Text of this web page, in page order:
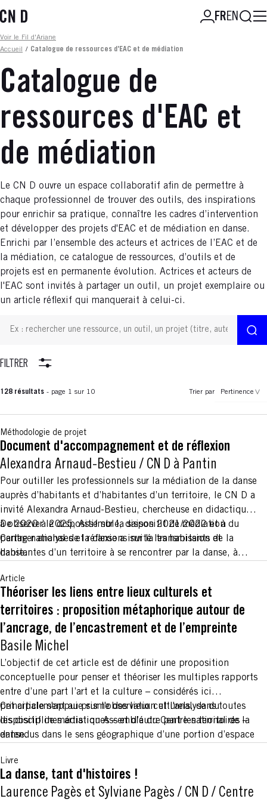
au
principal
FREN
Fil d'ariane
Voir le Fil d'Ariane
Accueil
/ Catalogue de ressources d'EAC et de médiation
Catalogue de
ressources d'EAC et
de médiation
Le CN D ouvre un espace collaboratif afin de permettre à
chaque professionnel de trouver des outils, des inspirations
pour enrichir sa pratique, connaître les cadres d’intervention
et développer des projets d'EAC et de médiation en danse.
Enrichi par l’ensemble des acteurs et actrices de l’EAC et de
la médiation, ce catalogue de ressources, d’outils et de
projets est en permanente évolution. Actrices et acteurs de
l'EAC sont invités à partager un outil, un projet exemplaire ou
un article réflexif qui manquerait à celui-ci.
FILTRER
128 résultats - page 1 sur 10 Trier par Pertinence
Méthodologie de projet
Document d'accompagnement et de réflexion
Alexandra Arnaud-Bestieu / CN D à Pantin
Pour outiller les professionnels sur la médiation de la danse
auprès d’habitants et d’habitantes d’un territoire, le CN D a
invité Alexandra Arnaud-Bestieu, chercheuse en didactique,
à observer le dispositif sur la saison 2021/2022 et à
partager analyses et réflexions sur la transmission de la
danse.
De 2020 à 2025, Assemblé, dispositif de médiation du
Centre national de la danse a invité les habitants et
habitantes d’un territoire à se rencontrer par la danse, à
collective. En s’inscrivant dans le temps long, Assemblé a
invité les participants à plonger dans leurs patrimoines
culturels dansés. Ainsi, le dispositif a proposé un lieu de
partage et de transmission, qui appelle au vivre ensemble et
à faire société en commun.
Article
Théoriser les liens entre lieux culturels et
territoires : proposition métaphorique autour de
l’ancrage, de l’encastrement et de l’empreinte
Basile Michel
L’objectif de cet article est de définir une proposition
conceptuelle pour penser et théoriser les multiples rapports
entre d’une part l’art et la culture – considérés ici
principalement au prisme des lieux culturels, dans toutes
les disciplines artistiques – et d’autre part les territoires –
entendus dans le sens géographique d’une portion d’espace
cela, le triptyque ancrage - encastrement - empreinte est
mobilisé. Il permet une montée en généralité conceptuelle
en interrogeant les liens arts-territoires au prisme de trois
Cet article s'appuie sur l'observation et l'analyse du
dispositif de médiation Assemblé du Centre national de la
danse.
Livre
La danse, tant d'histoires !
Laurence Pagès et Sylviane Pagès / CN D / Centre